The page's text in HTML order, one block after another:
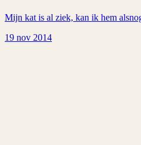
Mijn kat is al ziek, kan ik hem
19 nov 2014